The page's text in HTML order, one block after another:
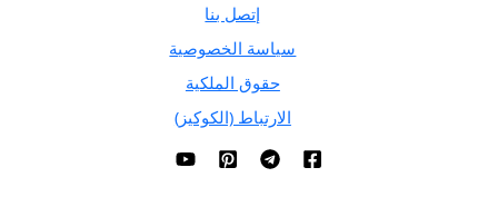
إتصل بنا
سياسة الخصوصية
حقوق الملكية
الارتباط (الكوكيز)